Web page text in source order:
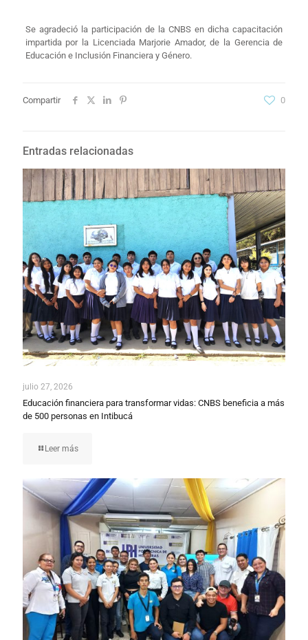
Se agradeció la participación de la CNBS en dicha capacitación
impartida por la Licenciada Marjorie Amador, de la Gerencia de
Educación e Inclusión Financiera y Género.
Compartir 0
Entradas relacionadas
julio 27, 2026
Educación financiera para transformar vidas: CNBS beneficia a más
de 500 personas en Intibucá
Leer más